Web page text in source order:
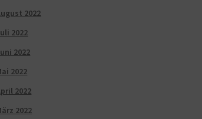
2022
2022
2022
2022
2022
2022